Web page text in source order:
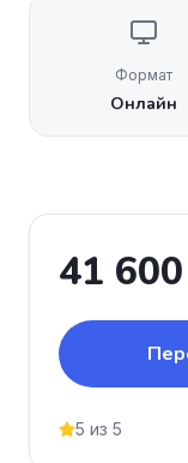
Формат
Онлайн
41
5 из 5